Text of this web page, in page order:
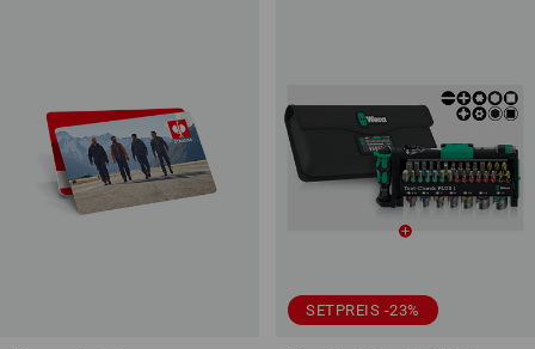
SETPREIS -23%